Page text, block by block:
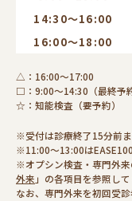
14:30～16:00
16:00～18:00
△：16:00～17:00
□：9:00～14:30（最終予
☆：知能検査（要予約）
※受付は診療終了15分前
※11:00～13:00は
※オプシン検査・専門外
外来 」の各項目を参照し
なお、専門外来を初回受